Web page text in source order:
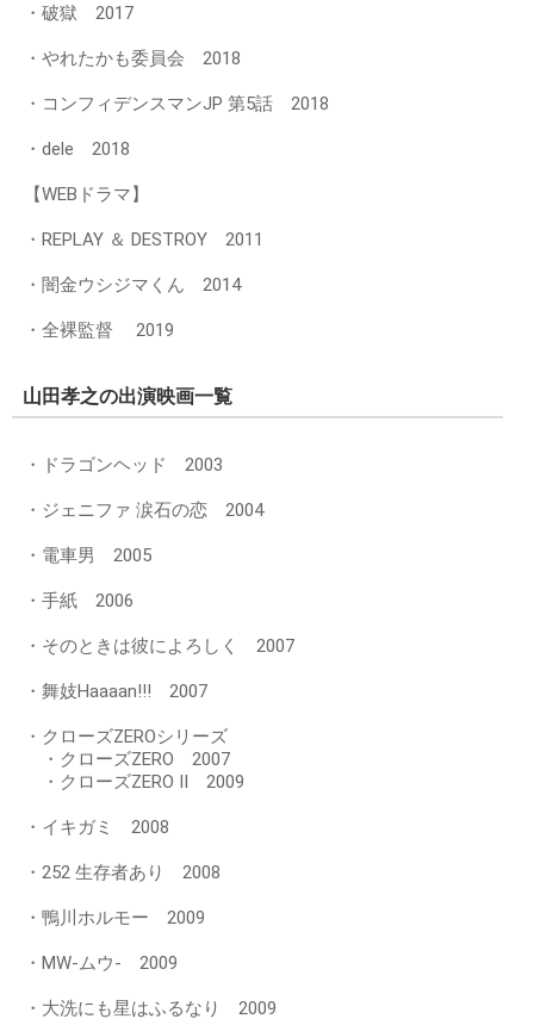
・破獄 2017
・やれたかも委員会 2018
・コンフィデンスマンJP 第5話 2018
・dele 2018
【WEBドラマ】
・REPLAY ＆ DESTROY 2011
・闇金ウシジマくん 2014
・全裸監督 2019
山田孝之の出演映画一覧
・ドラゴンヘッド 2003
・ジェニファ 涙石の恋 2004
・電車男 2005
・手紙 2006
・そのときは彼によろしく 2007
・舞妓Haaaan!!! 2007
・クローズZEROシリーズ
・クローズZERO 2007
・クローズZERO II 2009
・イキガミ 2008
・252 生存者あり 2008
・鴨川ホルモー 2009
・MW-ムウ- 2009
・大洗にも星はふるなり 2009